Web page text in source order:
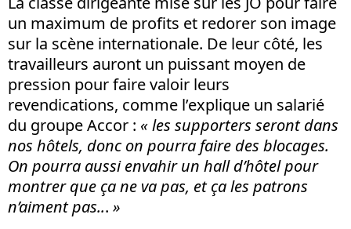
un maximum de profits et redorer son image
sur la scène internationale. De leur côté, les
travailleurs auront un puissant moyen de
pression pour faire valoir leurs
revendications, comme l’explique un salarié
du groupe Accor : «les supporters seront dans
nos hôtels, donc on pourra faire des blocages.
On pourra aussi envahir un hall d’hôtel pour
montrer que ça ne va pas, et ça les patrons
n’aiment pas... »